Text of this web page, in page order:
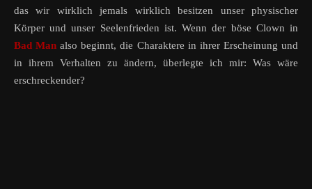
das wir wirklich jemals wirklich besitzen unser physischer
Körper und unser Seelenfrieden ist. Wenn der böse Clown in
Bad Man also beginnt, die Charaktere in ihrer Erscheinung und
in ihrem Verhalten zu ändern, überlegte ich mir: Was wäre
erschreckender?